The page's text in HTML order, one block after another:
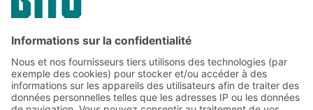
Abonnez-vous à la lettre
Actualités de l'entrepôt et de
la logistique
Réductions exclusives